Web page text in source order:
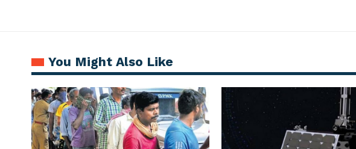
You Might Also Like